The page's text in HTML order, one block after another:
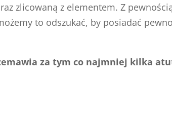
zlicowaną z elementem. Z
to odszukać, by posiadać
za tym co najmniej kilka